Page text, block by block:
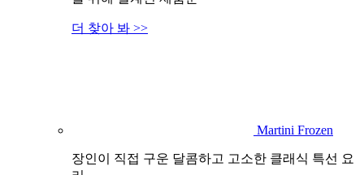
더 찾아 봐 >>
Martini Frozen
장인이 직접 구운 달콤하고 고소한 클래식 특선 요